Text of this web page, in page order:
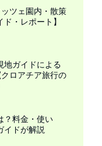
ツェ園内・散策
・レポート】
地ガイドによる
ロアチア旅行の
？料金・使い
イドが解説